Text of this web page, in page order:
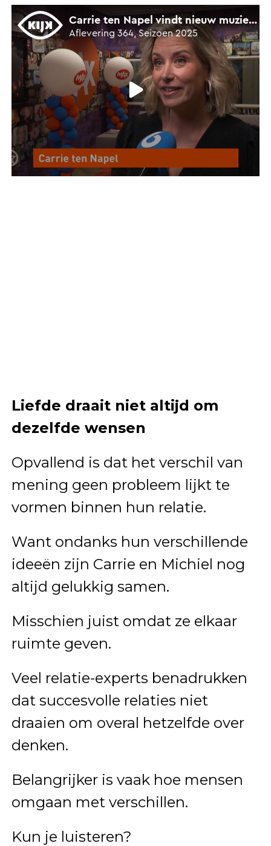
Liefde draait niet altijd om
dezelfde wensen
Opvallend is dat het verschil van
mening geen probleem lijkt te
vormen binnen hun relatie.
Want ondanks hun verschillende
ideeën zijn Carrie en Michiel nog
altijd gelukkig samen.
Misschien juist omdat ze elkaar
ruimte geven.
Veel relatie-experts benadrukken
dat succesvolle relaties niet
draaien om overal hetzelfde over
denken.
Belangrijker is vaak hoe mensen
omgaan met verschillen.
Kun je luisteren?